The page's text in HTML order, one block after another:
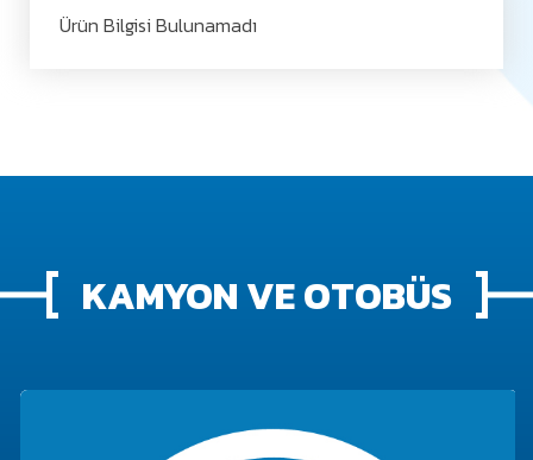
Ürün Bilgisi Bulunamadı
KAMYON VE OTOBÜS